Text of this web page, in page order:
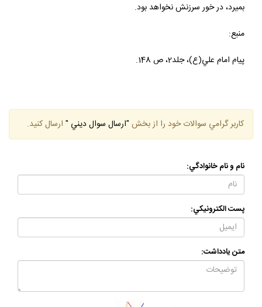
بميرد، در خور سرزنش نخواهد بود.
منبع:
پيام امام علي(ع)، جلد2، ص 148.
كاربر گرامي سوالات خود را از بخش "ارسال سوال ديني " ارسال كنيد.
نام و نام خانوادگي:
پست الكترونيكي:
متن يادداشت: